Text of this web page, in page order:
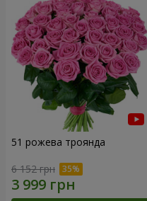
51 рожева троянда
6 152 грн